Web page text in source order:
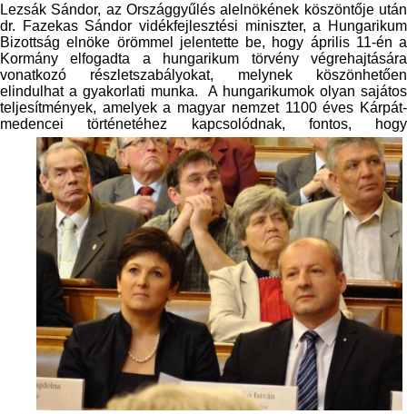
Lezsák Sándor, az Országgyűlés alelnökének köszöntője után
dr. Fazekas Sándor vidékfejlesztési miniszter, a Hungarikum
Bizottság elnöke örömmel jelentette be, hogy április 11-én a
Kormány elfogadta a hungarikum törvény végrehajtására
vonatkozó részletszabályokat, melynek köszönhetően
elindulhat a gyakorlati munka. A hungarikumok olyan sajátos
teljesítmények, amelyek a magyar nemzet 1100 éves Kárpát-
medencei történetéhez
kapcsolódnak, fontos, hogy